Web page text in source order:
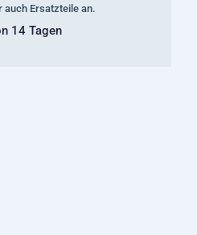
auch Ersatzteile an.
14 Tagen